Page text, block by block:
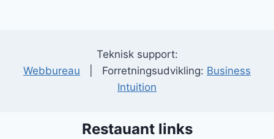
Teknisk support:
Webbureau | Forretningsudvikling: Business
Intuition
Restauant links